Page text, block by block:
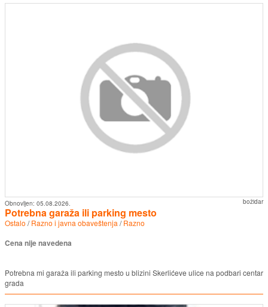
božidar
Obnovljen: 05.08.2026.
Potrebna garaža ili parking mesto
Ostalo /Razno i javna obaveštenja /Razno
Cena nije navedena
Potrebna mi garaža ili parking mesto u blizini Skerlićeve ulice na podbari centar
grada